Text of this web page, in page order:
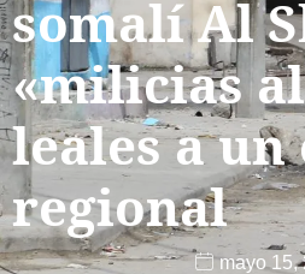
somalí Al
«milicias
leales a
regional
mayo 15,